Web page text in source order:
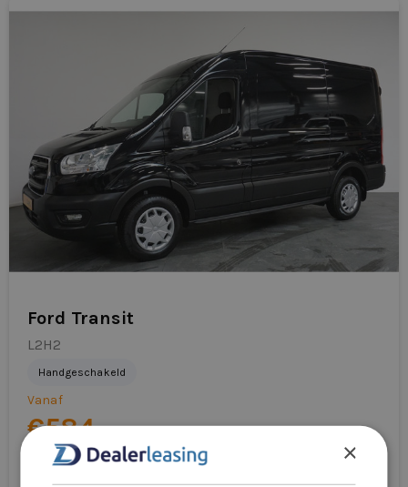
Ford Transit
L2H2
Handgeschakeld
Vanaf
€584
Direct aanvragen
×